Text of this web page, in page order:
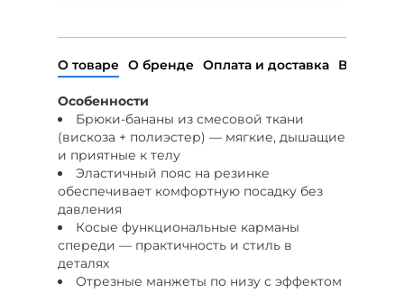
О товаре О бренде Оплата и доставка Возврат
Особенности
Брюки-бананы из смесовой ткани
(вискоза + полиэстер) — мягкие, дышащие
и приятные к телу
Эластичный пояс на резинке
обеспечивает комфортную посадку без
давления
Косые функциональные карманы
спереди — практичность и стиль в
деталях
Отрезные манжеты по низу с эффектом